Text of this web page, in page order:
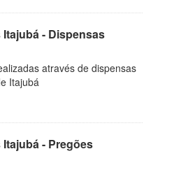
- Dispensas
através de dispensas
Itajubá
- Pregões